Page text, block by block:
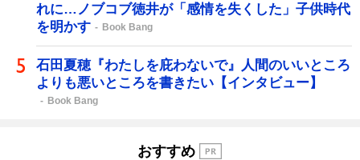
れに…ノブコブ徳井が「感情を失くした」子供時代
を明かす
Book Bang
石田夏穂『わたしを庇わないで』人間のいいところ
よりも悪いところを書きたい【インタビュー】
Book Bang
おすすめ